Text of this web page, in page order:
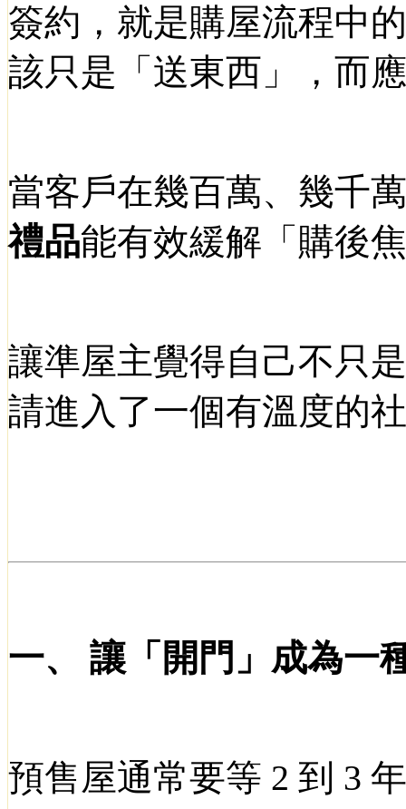
簽約，就是購屋流程中
該只是「送東西」，而
當客戶在幾百萬、幾千
禮品能有效緩解「購後
讓準屋主覺得自己不只
請進入了一個有溫度的
一、 讓「開門」成為一
預售屋通常要等 2 到 3